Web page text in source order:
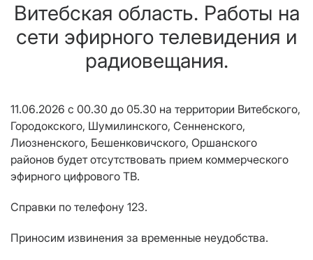
Витебская область. Работы на
сети эфирного телевидения и
радиовещания.
11.06.2026 с 00.30 до 05.30 на территории Витебского,
Городокского, Шумилинского, Сенненского,
Лиозненского, Бешенковичского, Оршанского
районов будет отсутствовать прием коммерческого
эфирного цифрового ТВ.
Справки по телефону 123.
Приносим извинения за временные неудобства.